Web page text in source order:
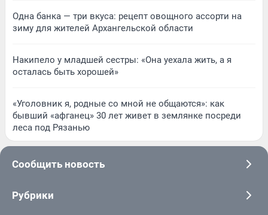
Одна банка — три вкуса: рецепт овощного ассорти на
зиму для жителей Архангельской области
Накипело у младшей сестры: «Она уехала жить, а я
осталась быть хорошей»
«Уголовник я, родные со мной не общаются»: как
бывший «афганец» 30 лет живет в землянке посреди
леса под Рязанью
Сообщить новость
Рубрики